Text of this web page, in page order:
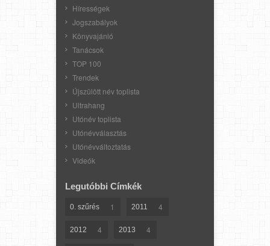
Hírességek
Jogszabályok
Könyvajánló
Tanácsok
TOP 100
Trendek
Újszülött név toplista
Ultrahang
Utónév toplista
Utónévválasztás
Utónévváltoztatás
Videók
Legutóbbi Címkék
0. szűrés 1 2011 4
2012 4 2013 4